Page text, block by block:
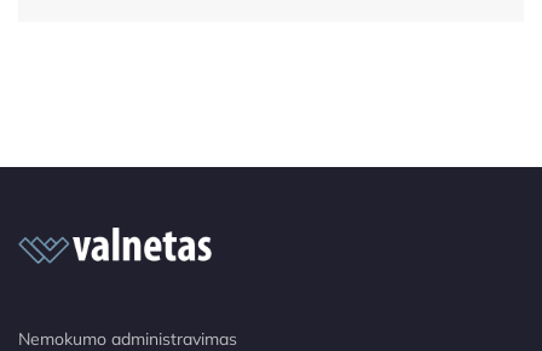
Nemokumo administravimas